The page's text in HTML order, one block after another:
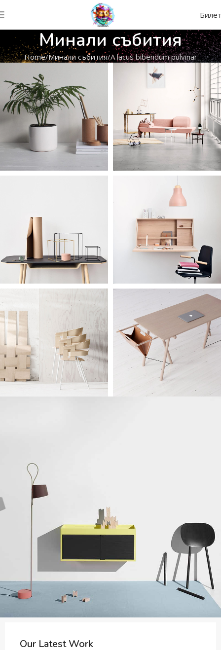
Минали събития
Home Минали събития A lacus bibendum pulvinar
Our Latest Work